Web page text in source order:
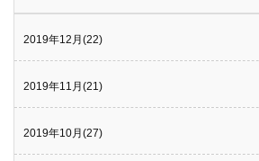
2019年12月(22)
2019年11月(21)
2019年10月(27)